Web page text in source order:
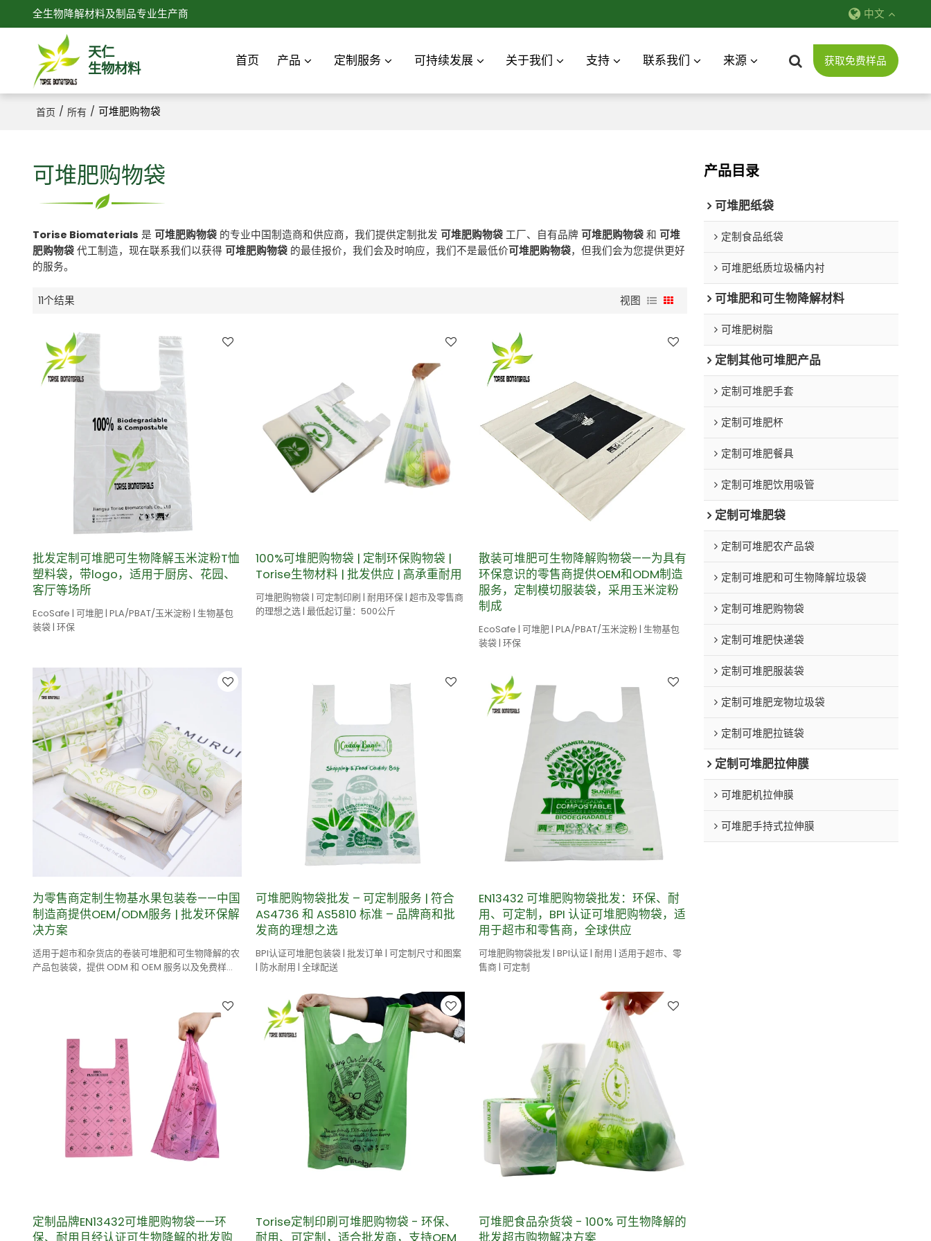
全生物降解材料及制品专业生产商 中文
天仁
生物材料
首页 产品 定制服务 可持续发展 关于我们 支持 联系我们 来源 获取免费样品
首页 / 所有 / 可堆肥购物袋
可堆肥购物袋
Torise Biomaterials 是 可堆肥购物袋的专业中国制造商和供应商，我们提供定制批发 可堆肥购物袋工厂、自有品牌 可堆肥购物袋和 可堆
肥购物袋代工制造，现在联系我们以获得 可堆肥购物袋的最佳报价，我们会及时响应，我们不是最低价可堆肥购物袋，但我们会为您提供更好
的服务。
11个结果 视图
批发定制可堆肥可生物降解玉米淀粉T恤
塑料袋，带logo，适用于厨房、花园、
客厅等场所
EcoSafe | 可堆肥 | PLA/PBAT/玉米淀粉 | 生物基包
装袋 | 环保
100%可堆肥购物袋 | 定制环保购物袋 |
Torise生物材料 | 批发供应 | 高承重耐用
可堆肥购物袋 | 可定制印刷 | 耐用环保 | 超市及零售商
的理想之选 | 最低起订量：500公斤
散装可堆肥可生物降解购物袋——为具有
环保意识的零售商提供OEM和ODM制造
服务，定制模切服装袋，采用玉米淀粉
制成
EcoSafe | 可堆肥 | PLA/PBAT/玉米淀粉 | 生物基包
装袋 | 环保
为零售商定制生物基水果包装卷——中国
制造商提供OEM/ODM服务 | 批发环保解
决方案
适用于超市和杂货店的卷装可堆肥和可生物降解的农
产品包装袋，提供 ODM 和 OEM 服务以及免费样
可堆肥购物袋批发 – 可定制服务 | 符合
AS4736 和 AS5810 标准 – 品牌商和批
发商的理想之选
BPI认证可堆肥包装袋 | 批发订单 | 可定制尺寸和图案
| 防水耐用 | 全球配送
EN13432 可堆肥购物袋批发：环保、耐
用、可定制，BPI 认证可堆肥购物袋，适
用于超市和零售商，全球供应
可堆肥购物袋批发 | BPI认证 | 耐用 | 适用于超市、零
售商 | 可定制
定制品牌EN13432可堆肥购物袋——环
Torise定制印刷可堆肥购物袋 - 环保、
可堆肥食品杂货袋 - 100% 可生物降解的
产品目录
可堆肥纸袋
定制食品纸袋
可堆肥纸质垃圾桶内衬
可堆肥和可生物降解材料
可堆肥树脂
定制其他可堆肥产品
定制可堆肥手套
定制可堆肥杯
定制可堆肥餐具
定制可堆肥饮用吸管
定制可堆肥袋
定制可堆肥农产品袋
定制可堆肥和可生物降解垃圾袋
定制可堆肥购物袋
定制可堆肥快递袋
定制可堆肥服装袋
定制可堆肥宠物垃圾袋
定制可堆肥拉链袋
定制可堆肥拉伸膜
可堆肥机拉伸膜
可堆肥手持式拉伸膜